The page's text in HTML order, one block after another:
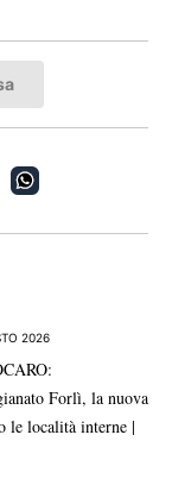
2026
Forlì, la nuova
le località interne |